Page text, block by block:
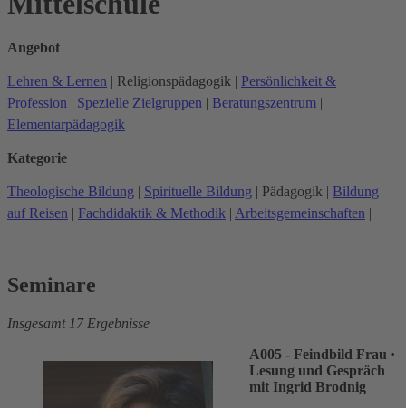
Angebot
Lehren & Lernen | Religionspädagogik | Persönlichkeit &
Profession | Spezielle Zielgruppen | Beratungszentrum |
Elementarpädagogik |
Kategorie
Theologische Bildung | Spirituelle Bildung | Pädagogik | Bildung
auf Reisen | Fachdidaktik & Methodik | Arbeitsgemeinschaften |
Seminare
Insgesamt 17 Ergebnisse
A005 - Feindbild Frau ·
Lesung und Gespräch
mit Ingrid Brodnig